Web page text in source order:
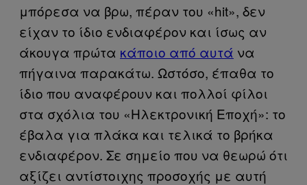
μπόρεσα να βρω, πέραν του «hit», δεν
είχαν το ίδιο ενδιαφέρον και ίσως αν
άκουγα πρώτα κάποιο από αυτά να
πήγαινα παρακάτω. Ωστόσο, έπαθα το
ίδιο που αναφέρουν και πολλοί φίλοι
στα σχόλια του «Ηλεκτρονική Εποχή»: το
έβαλα για πλάκα και τελικά το βρήκα
ενδιαφέρον. Σε σημείο που να θεωρώ ότι
αξίζει αντίστοιχης προσοχής με αυτή